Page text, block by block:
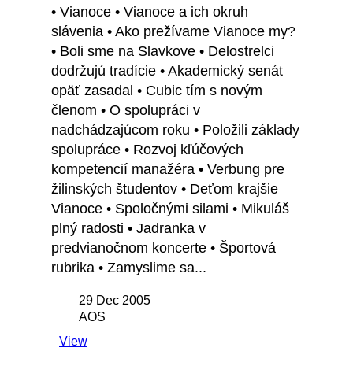
• Vianoce • Vianoce a ich okruh
slávenia • Ako prežívame Vianoce my?
• Boli sme na Slavkove • Delostrelci
dodržujú tradície • Akademický senát
opäť zasadal • Cubic tím s novým
členom • O spolupráci v
nadchádzajúcom roku • Položili základy
spolupráce • Rozvoj kľúčových
kompetencií manažéra • Verbung pre
žilinských študentov • Deťom krajšie
Vianoce • Spoločnými silami • Mikuláš
plný radosti • Jadranka v
predvianočnom koncerte • Športová
rubrika • Zamyslime sa...
29 Dec 2005
AOS
View